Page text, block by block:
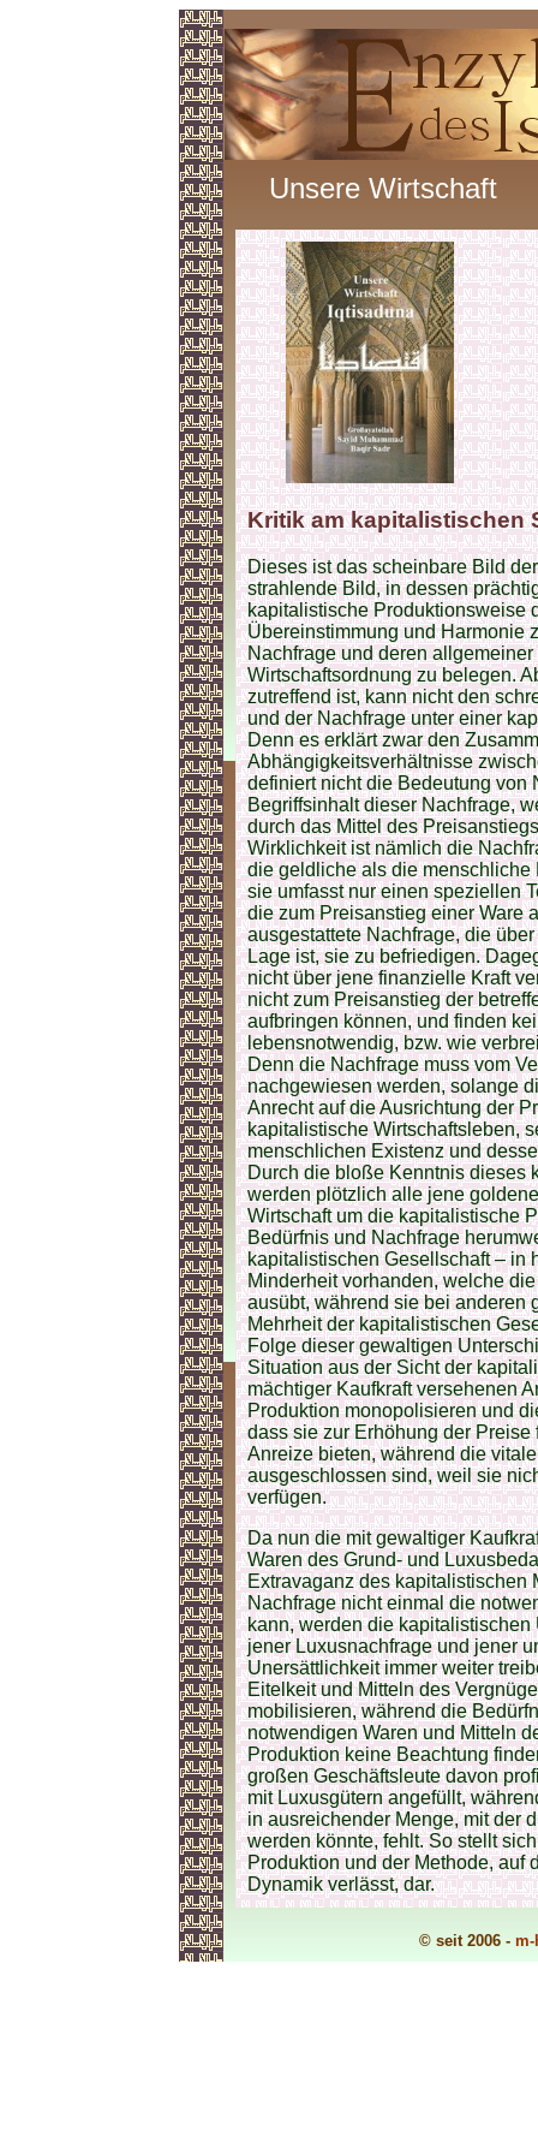
Unsere Wirtschaft
Kritik am kapitalistischen
Dieses ist das scheinbare Bild
strahlende Bild, in dessen
kapitalistische Produktionsweise
Übereinstimmung und Harmonie
Nachfrage und deren
Wirtschaftsordnung zu belegen.
zutreffend ist, kann nicht den
und der Nachfrage unter einer
Denn es erklärt zwar den
Abhängigkeitsverhältnisse
definiert nicht die Bedeutung von
Begriffsinhalt dieser Nachfrage,
durch das Mittel des
Wirklichkeit ist nämlich die
die geldliche als die
sie umfasst nur einen speziellen
die zum Preisanstieg einer Ware
ausgestattete Nachfrage, die
Lage ist, sie zu befriedigen.
nicht über jene finanzielle Kraft
nicht zum Preisanstieg der
aufbringen können, und finden
lebensnotwendig, bzw. wie
Denn die Nachfrage muss vom
nachgewiesen werden, solange
Anrecht auf die Ausrichtung der
kapitalistische Wirtschaftsleben,
menschlichen Existenz und
Durch die bloße Kenntnis dieses
werden plötzlich alle jene
Wirtschaft um die kapitalistische
Bedürfnis und Nachfrage
kapitalistischen Gesellschaft – in
Minderheit vorhanden, welche
ausübt, während sie bei anderen
Mehrheit der kapitalistischen
Folge dieser gewaltigen
Situation aus der Sicht der
mächtiger Kaufkraft versehenen
Produktion monopolisieren und
dass sie zur Erhöhung der
Anreize bieten, während die
ausgeschlossen sind, weil sie
verfügen.
Da nun die mit gewaltiger
Waren des Grund- und
Extravaganz des kapitalistischen
Nachfrage nicht einmal die
kann, werden die
jener Luxusnachfrage und jener
Unersättlichkeit immer weiter
Eitelkeit und Mitteln des
mobilisieren, während die
notwendigen Waren und Mitteln
Produktion keine Beachtung
großen Geschäftsleute davon
mit Luxusgütern angefüllt,
in ausreichender Menge, mit der
werden könnte, fehlt. So stellt
Produktion und der Methode, auf
Dynamik verlässt, dar.
© seit 2006 - m-